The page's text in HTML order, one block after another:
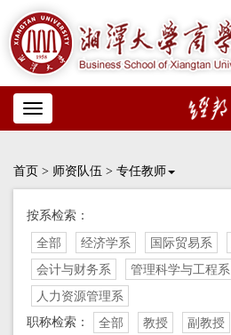
Toggle
navigation
首页 > 师资队伍 > 专任教师
按系检索：
全部 经济学系 国际贸易系
会计与财务系
管理科学与工程系
人力资源管理系
职称检索：
全部 教授 副教授